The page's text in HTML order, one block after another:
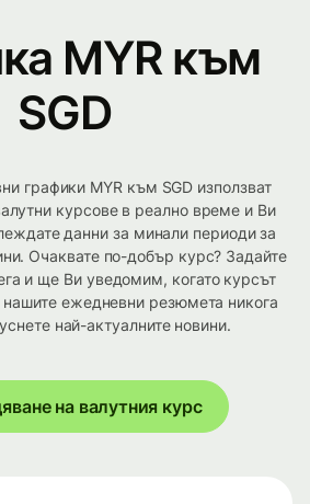
MYR към
SGD
графики MYR към SGD използват
курсове в реално време и Ви
данни за минали периоди за
Очаквате по-добър курс? Задайте
и ще Ви уведомим, когато курсът
ежедневни резюмета никога
най-актуалните новини.
на валутния курс